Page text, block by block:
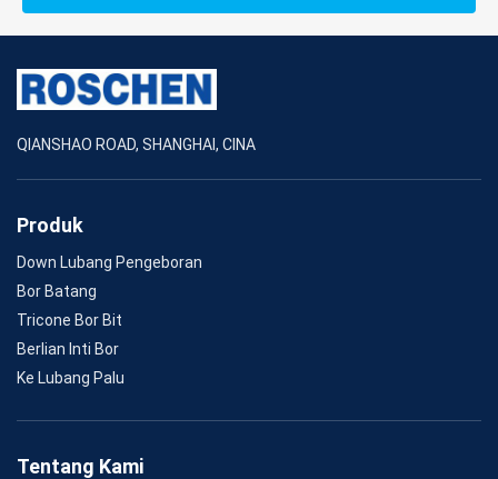
QIANSHAO ROAD, SHANGHAI, CINA
Produk
Down Lubang Pengeboran
Bor Batang
Tricone Bor Bit
Berlian Inti Bor
Ke Lubang Palu
Tentang Kami